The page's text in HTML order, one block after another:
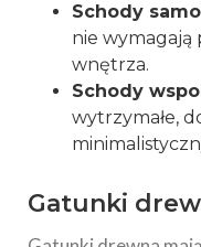
Schody
nie wymagają
wnętrza.
Schody
wytrzymałe,
Gatunki